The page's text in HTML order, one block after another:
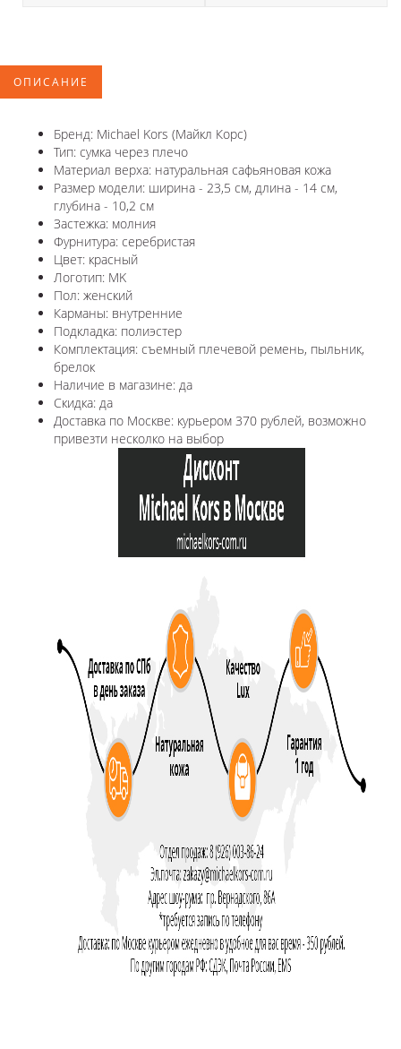
ОПИСАНИЕ
Бренд: Michael Kors (Майкл Корс)
Тип: сумка через плечо
Материал верха: натуральная сафьяновая кожа
Размер модели: ширина - 23,5 см, длина - 14 см,
глубина - 10,2 см
Застежка: молния
Фурнитура: серебристая
Цвет: красный
Логотип: MK
Пол: женский
Карманы: внутренние
Подкладка: полиэстер
Комплектация: съемный плечевой ремень, пыльник,
брелок
Наличие в магазине: да
Скидка: да
Доставка по Москве: курьером 370 рублей, возможно
привезти несколко на выбор